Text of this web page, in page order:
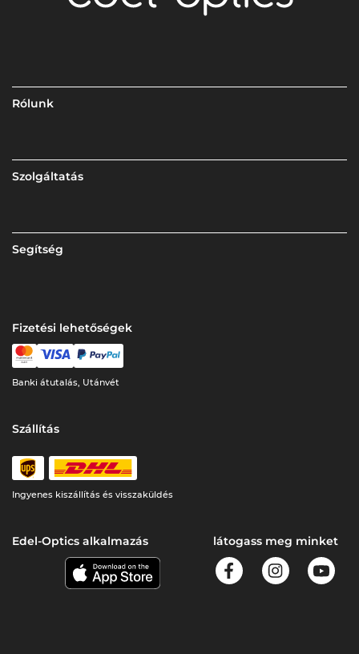
Rólunk
Szolgáltatás
Segítség
Fizetési lehetőségek
Banki átutalás, Utánvét
Szállítás
Ingyenes kiszállítás és visszaküldés
Edel-Optics alkalmazás látogass meg minket